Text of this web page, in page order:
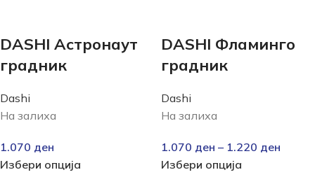
DASHI Астронаут
градник
Dashi
На залиха
1.070 ден
Избери опција
DASHI Фламинго
градник
Dashi
На залиха
1.070 ден – 1.220 ден
Избери опција